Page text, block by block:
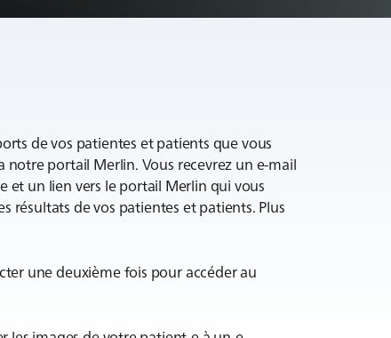
de vos patientes et patients que vous
notre portail Merlin. Vous recevrez un e-mail
et un lien vers le portail Merlin qui vous
résultats de vos patientes et patients. Plus
une deuxième fois pour accéder au